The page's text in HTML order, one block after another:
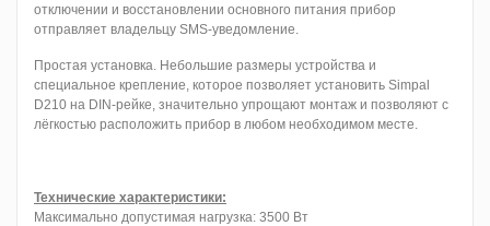
отключении и восстановлении основного питания прибор
отправляет владельцу SMS-уведомление.
Простая установка. Небольшие размеры устройства и
специальное крепление, которое позволяет установить Simpal
D210 на DIN-рейке, значительно упрощают монтаж и позволяют с
лёгкостью расположить прибор в любом необходимом месте.
Технические характеристики:
Максимально допустимая нагрузка: 3500 Вт